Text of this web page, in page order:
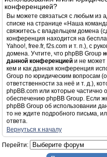
конференцией?
Вы можете связаться с любым из
списке на странице «Наша
свяжитесь с владельцем домена
конференция находится на
Yahoo!, free.fr, f2s.com и т. п.), с
домена. Учтите, что phpBB Group
данной конференцией и не может
кем и как данная конференция
Group по юридическим вопросам
ответственности за неё и т. д.),
phpBB.com или которые частично
обеспечению phpBB Group. Если
phpBB Group об использовании
то не ждите подробного письма,
ответа.
Вернуться к началу
Перейти: